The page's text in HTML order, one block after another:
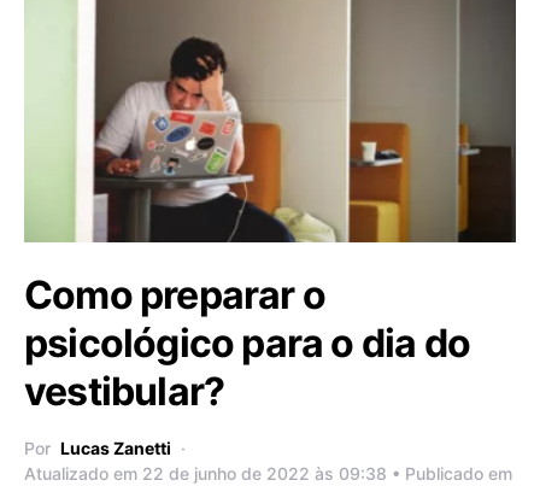
Como preparar o
psicológico para o dia do
vestibular?
Por Lucas Zanetti
Atualizado em 22 de junho de 2022 às 09:38 • Publicado em